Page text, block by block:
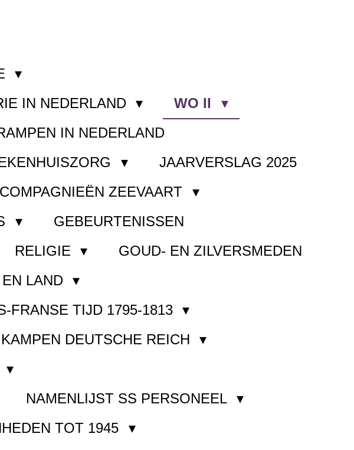
IN NEDERLAND
WO II
IN NEDERLAND
JAARVERSLAG 2025
ZEEVAART
GEBEURTENISSEN
RELIGIE
GOUD- EN ZILVERSMEDEN
LAND
FRANSE TIJD 1795-1813
DEUTSCHE REICH
NAMENLIJST SS PERSONEEL
TOT 1945